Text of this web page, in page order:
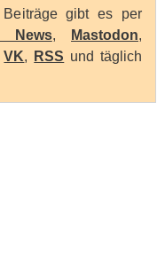
Beiträge gibt es per
News, Mastodon,
VK, RSS und täglich